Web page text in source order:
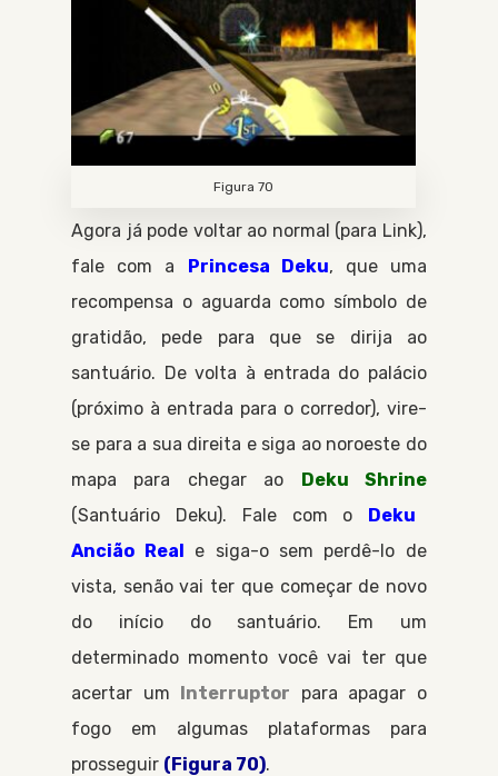
Figura 70
Agora já pode voltar ao normal (para Link),
fale com a Princesa Deku, que uma
recompensa o aguarda como símbolo de
gratidão, pede para que se dirija ao
santuário. De volta à entrada do palácio
(próximo à entrada para o corredor), vire-
se para a sua direita e siga ao noroeste do
mapa para chegar ao Deku Shrine
Santuário Deku . Fale com o Deku
Ancião Real e siga-o sem perdê-lo de
vista, senão vai ter que começar de novo
do início do santuário. Em um
determinado momento você vai ter que
acertar um Interruptor para apagar o
fogo em algumas plataformas para
prosseguir (Figura 70).